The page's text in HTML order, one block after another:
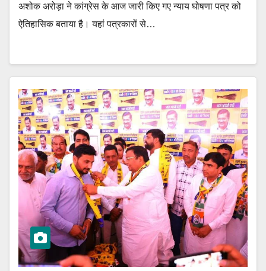
अशोक अरोड़ा ने कांग्रेस के आज जारी किए गए न्याय घोषणा पत्र को
ऐतिहासिक बताया है। यहां पत्रकारों से…